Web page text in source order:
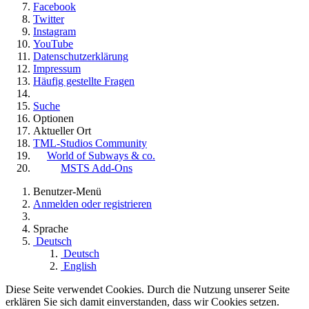
Facebook
Twitter
Instagram
YouTube
Datenschutzerklärung
Impressum
Häufig gestellte Fragen
Suche
Optionen
Aktueller Ort
TML-Studios Community
World of Subways & co.
MSTS Add-Ons
Benutzer-Menü
Anmelden oder registrieren
Sprache
Deutsch
Deutsch
English
Diese Seite verwendet Cookies. Durch die Nutzung unserer Seite
erklären Sie sich damit einverstanden, dass wir Cookies setzen.